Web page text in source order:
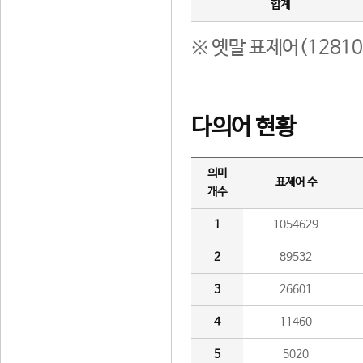
합계
※ 옛말 표제어(12810
다의어 현황
의미
개수
표제어 수
1 1054629
2 89532
3 26601
4 11460
5 5020